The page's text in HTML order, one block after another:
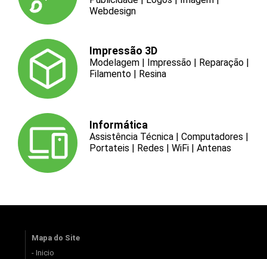
Webdesign
Impressão 3D
Modelagem | Impressão | Reparação |
Filamento | Resina
Informática
Assistência Técnica | Computadores |
Portateis | Redes | WiFi | Antenas
Mapa do Site
- Inicio